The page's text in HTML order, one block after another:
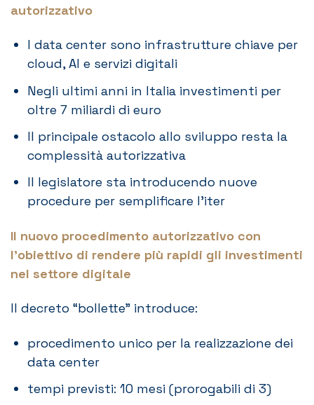
autorizzativo
I data center sono infrastrutture chiave per
cloud, AI e servizi digitali
Negli ultimi anni in Italia investimenti per
oltre 7 miliardi di euro
Il principale ostacolo allo sviluppo resta la
complessità autorizzativa
Il legislatore sta introducendo nuove
procedure per semplificare l’iter
Il nuovo procedimento autorizzativo con
l’obiettivo di rendere più rapidi gli investimenti
nel settore digitale
Il decreto “bollette” introduce:
procedimento unico per la realizzazione dei
data center
tempi previsti: 10 mesi (prorogabili di 3)